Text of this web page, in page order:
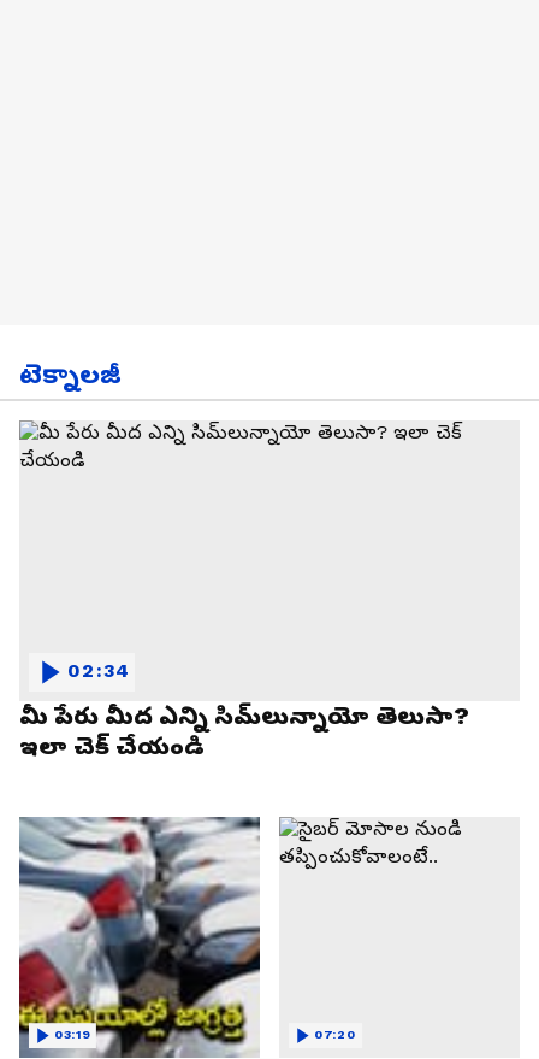
టెక్నాలజీ
మీ పేరు మీద ఎన్ని సిమ్‌లున్నాయో తెలుసా?
ఇలా చెక్ చేయండి
02:34
03:19 07:20